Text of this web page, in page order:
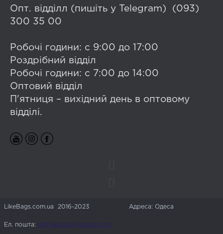
Опт. відділл (пишіть у Telegram) (093)
300 35 00
Робочі години: с 9:00 до 17:00
Роздрібний відділ
Робочі години: с 7:00 до 14:00
Оптовий відділ
П'ятниця – вихідний день в оптовому
відділі.
LikeBags.com.ua 2016-2023 Адреса: Одеса
Ел. пошта: info.likebags@gmail.com